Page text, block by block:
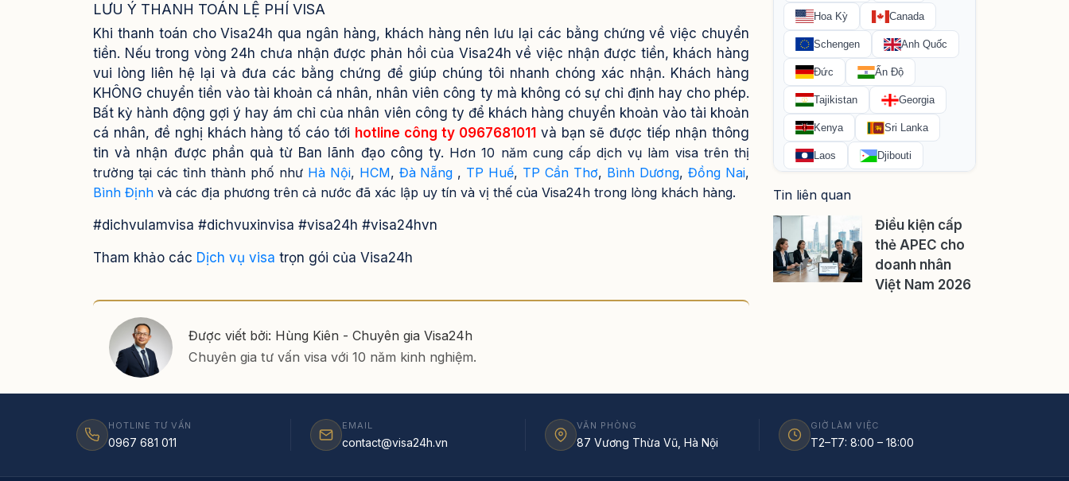
LƯU Ý THANH TOÁN LỆ PHÍ VISA
Khi thanh toán cho Visa24h qua ngân hàng, khách hàng nên lưu lại các bằng chứng về việc chuyển
tiền. Nếu trong vòng 24h chưa nhận được phản hồi của Visa24h về việc nhận được tiền, khách hàng
vui lòng liên hệ lại và đưa các bằng chứng để giúp chúng tôi nhanh chóng xác nhận. Khách hàng
KHÔNG chuyển tiền vào tài khoản cá nhân, nhân viên công ty mà không có sự chỉ định hay cho phép.
Bất kỳ hành động gợi ý hay ám chỉ của nhân viên công ty để khách hàng chuyển khoản vào tài khoản
cá nhân, đề nghị khách hàng tố cáo tới hotline công ty 0967681011 và bạn sẽ được tiếp nhận thông
tin và nhận được phần quà từ Ban lãnh đạo công ty. Hơn 10 năm cung cấp dịch vụ làm visa trên thị
trường tại các tỉnh thành phố như Hà Nội, HCM, Đà Nẵng , TP Huế, TP Cần Thơ, Bình Dương,Đồng Nai,
Bình Định và các địa phương trên cả nước đã xác lập uy tín và vị thế của Visa24h trong lòng khách hàng.
#dichvulamvisa #dichvuxinvisa #visa24h #visa24hvn
Tham khảo các Dịch vụ visa trọn gói của Visa24h
Được viết bởi: Hùng Kiên - Chuyên gia Visa24h
Chuyên gia tư vấn visa với 10 năm kinh nghiệm.
Tin liên quan
Điều kiện cấp
thẻ APEC cho
doanh nhân
Việt Nam 2026
HOTLINE TƯ VẤN
0967 681 011
EMAIL
contact@visa24h.vn
VĂN PHÒNG
87 Vương Thừa Vũ, Hà Nội
GIỜ LÀM VIỆC
T2–T7: 8:00 – 18:00